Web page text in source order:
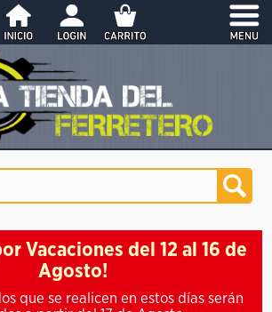
Vacaciones del 12 al 16 de
Agosto!
que se realicen en estos días serán